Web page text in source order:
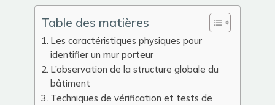
Table des matières
Les caractéristiques physiques pour
identifier un mur porteur
L’observation de la structure globale du
bâtiment
Techniques de vérification et tests de